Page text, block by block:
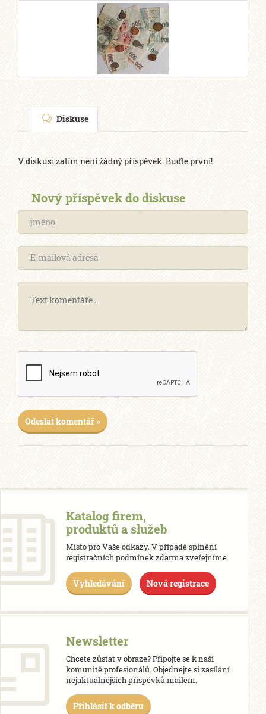
Diskuse
V diskusi zatím není žádný příspěvek. Buďte první!
Nový příspěvek do diskuse
Odeslat komentář »
Katalog firem,
produktů a služeb
Místo pro Vaše odkazy. V případě splnění
registračních podmínek zdarma zveřejníme.
Vyhledávání Nová registrace
Newsletter
Chcete zůstat v obraze? Připojte se k naší
komunitě profesionálů. Objednejte si zasílání
nejaktuálnějších příspěvků mailem.
Přihlásit k odběru